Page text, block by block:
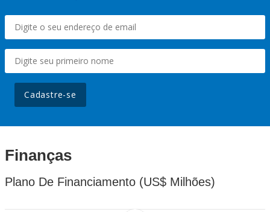
Cadastre-se
Finanças
Plano De Financiamento (US$ Milhões)